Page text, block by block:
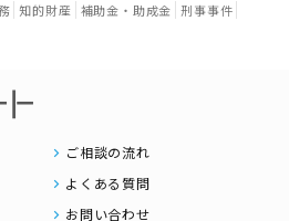
知的財産 補助金・助成金 刑事事件
ご相談の流れ
よくある質問
お問い合わせ